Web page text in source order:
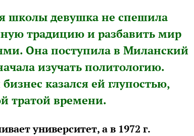
школы девушка не спешила
традицию и разбавить мир
Она поступила в Миланский
изучать политологию.
казался ей глупостью,
тратой времени.
университет, а в 1972 г.